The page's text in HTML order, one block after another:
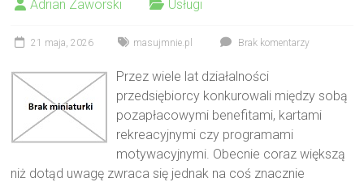
Adrian Zaworski Usługi
21 maja, 2026 masujmnie.pl Brak komentarzy
Przez wiele lat działalności
przedsiębiorcy konkurowali między sobą
pozapłacowymi benefitami, kartami
rekreacyjnymi czy programami
motywacyjnymi. Obecnie coraz większą
niż dotąd uwagę zwraca się jednak na coś znacznie